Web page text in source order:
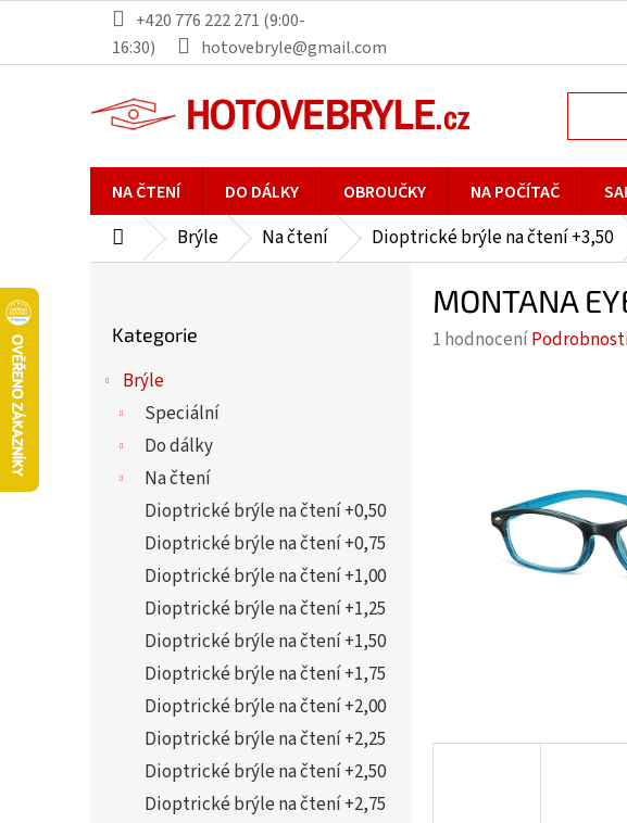
obsah
+420 776 222 271 (9:00-
16:30)
hotovebryle@gmail.com
NA ČTENÍ DO DÁLKY OBROUČKY NA POČÍTAČ
DomůBrýle Na čtení Dioptrické brýle na čtení +3,50
kategorie
Kategorie
Brýle
Speciální
Do dálky
Na čtení
Dioptrické brýle na čtení +0,50
Dioptrické brýle na čtení +0,75
Dioptrické brýle na čtení +1,00
Dioptrické brýle na čtení +1,25
Dioptrické brýle na čtení +1,50
Dioptrické brýle na čtení +1,75
Dioptrické brýle na čtení +2,00
Dioptrické brýle na čtení +2,25
Dioptrické brýle na čtení +2,50
Dioptrické brýle na čtení +2,75
MONTANA
Průměrné
hvězdiček.
1 hodnocení